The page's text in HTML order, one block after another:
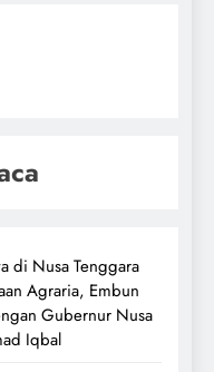
di Nusa Tenggara
Agraria, Embun
Gubernur Nusa
Iqbal